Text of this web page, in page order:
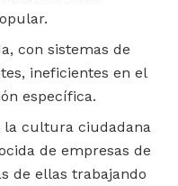
con sistemas de
ineficientes en el
específica.
la cultura ciudadana
de empresas de
de ellas trabajando